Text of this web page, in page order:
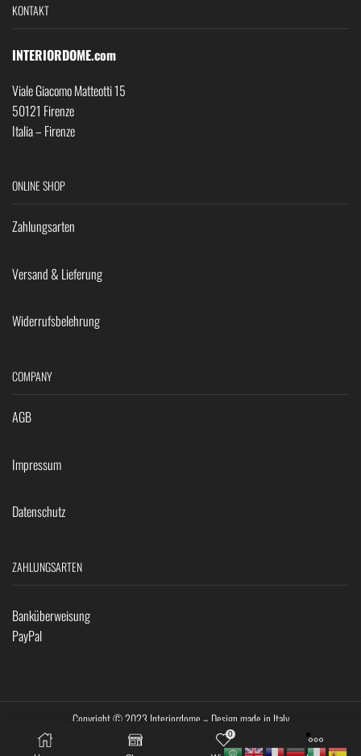
KONTAKT
INTERIORDOME.com
Viale Giacomo Matteotti 15
50121 Firenze
Italia – Firenze
ONLINE SHOP
Zahlungsarten
Versand & Lieferung
Widerrufsbelehrung
COMPANY
AGB
Impressum
Datenschutz
ZAHLUNGSARTEN
Banküberweisung
PayPal
Copyright © 2023 Interiordome – Design made in Italy
0